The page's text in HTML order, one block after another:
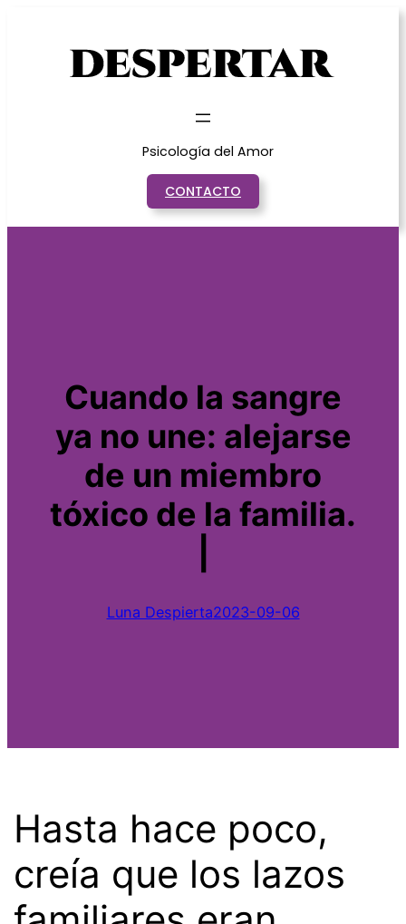
Psicología del Amor
CONTACTO
Cuando la sangre
ya no une: alejarse
de un miembro
tóxico de la familia.
Luna Despierta2023-09-06
Hasta hace poco,
creía que los lazos